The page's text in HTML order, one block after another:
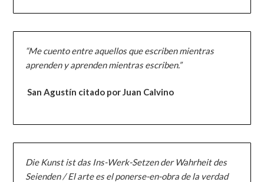
“Me cuento entre aquellos que escriben mientras
aprenden y aprenden mientras escriben.”
San Agustín citado por Juan Calvino
Die Kunst ist das Ins-Werk-Setzen der Wahrheit des
Seienden / El arte es el ponerse-en-obra de la verdad